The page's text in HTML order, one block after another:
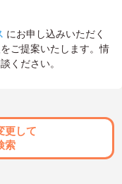
にお申し込みいただく
ご提案いたします。情
ください。
更して
索